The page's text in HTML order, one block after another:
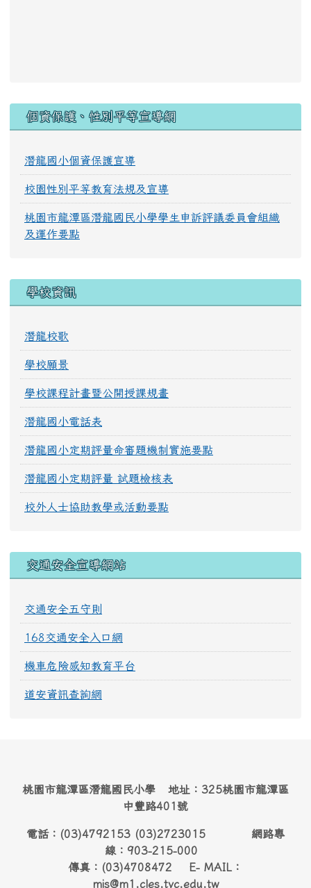
個資保護、性別平等宣導網
潛龍國小個資保護宣導
校園性別平等教育法規及宣導
桃園市龍潭區潛龍國民小學學生申訴評議委員會組織
及運作要點
學校資訊
潛龍校歌
學校願景
學校課程計畫暨公開授課規畫
潛龍國小電話表
潛龍國小定期評量命審題機制實施要點
潛龍國小定期評量 試題檢核表
校外人士協助教學或活動要點
交通安全宣導網站
交通安全五守則
168交通安全入口網
機車危險感知教育平台
道安資訊查詢網
桃園市龍潭區潛龍國民小學 地址：325桃園市龍潭區
中豐路401號
電話：(03)4792153 (03)2723015 網路專
線：903-215-000
傳真：(03)4708472 E- MAIL：
mis@m1.cles.tyc.edu.tw